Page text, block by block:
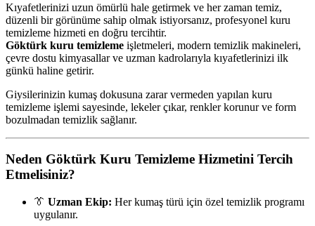
Kıyafetlerinizi uzun ömürlü hale getirmek ve her zaman temiz,
düzenli bir görünüme sahip olmak istiyorsanız, profesyonel kuru
temizleme hizmeti en doğru tercihtir.
Göktürk kuru temizleme işletmeleri, modern temizlik makineleri,
çevre dostu kimyasallar ve uzman kadrolarıyla kıyafetlerinizi ilk
günkü haline getirir.
Giysilerinizin kumaş dokusuna zarar vermeden yapılan kuru
temizleme işlemi sayesinde, lekeler çıkar, renkler korunur ve form
bozulmadan temizlik sağlanır.
Neden Göktürk Kuru Temizleme Hizmetini Tercih
Etmelisiniz?
👔 Uzman Ekip: Her kumaş türü için özel temizlik programı
uygulanır.